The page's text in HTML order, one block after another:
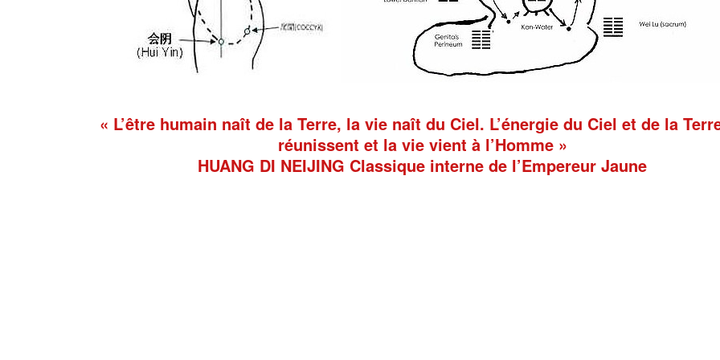
« L’être humain naît de la Terre, la vie naît du Ciel. L’énergie du Ciel et de laT
réunissent et la vie vient à l’Homme »
HUANG DI NEIJING Classique interne de l’Empereur Jaune